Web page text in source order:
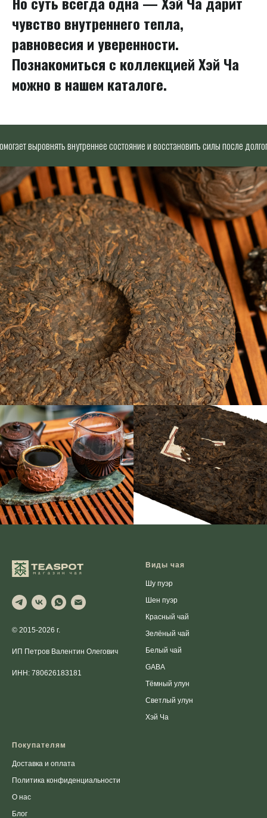
чувство внутреннего тепла,
равновесия и уверенности.
Познакомиться с коллекцией Хэй Ча
можно в нашем каталоге.
выровнять внутреннее состояние и восстановить силы после долгого
© 2015-2026 г.
ИП Петров Валентин Олегович
ИНН: 780626183181
Виды чая
Шу пуэр
Шен пуэр
Красный чай
Зелёный чай
Белый чай
GABA
Тёмный улун
Светлый улун
Хэй Ча
Покупателям
Доставка и оплата
Политика конфиденциальности
О нас
Блог